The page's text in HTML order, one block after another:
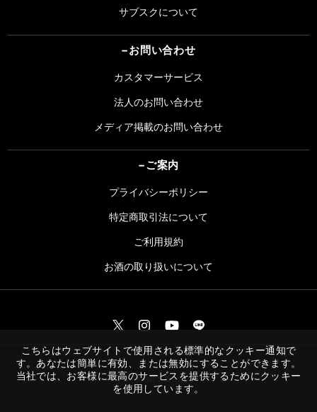
サブスクについて
お問い合わせ
カスタマーサービス
法人のお問い合わせ
メディア掲載のお問い合わせ
ご案内
プライバシーポリシー
特定商取引法について
ご利用規約
お酒の取り扱いについて
©︎HARNEY & SONS
こちらはウェブサイトで使用される標準的なクッキー通知で
す。あなたは簡単に有効、または無効にすることができます。
当社では、お客様に最高のサービスを提供するためにクッキー
を使用しています。